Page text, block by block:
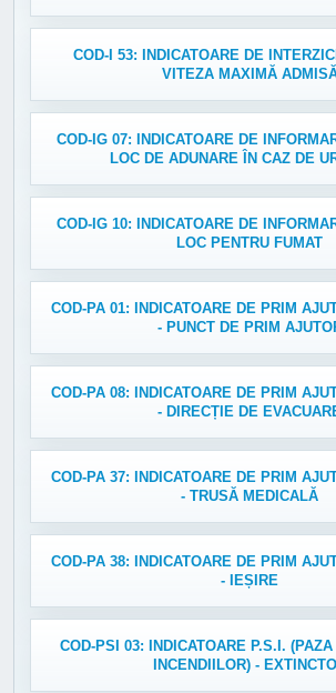
COD-I 53: INDICATOARE DE
VITEZA MAXIMĂ
COD-IG 07: INDICATOARE DE
LOC DE ADUNARE ÎN CAZ DE
COD-IG 10: INDICATOARE DE
LOC PENTRU FUMAT
COD-PA 01: INDICATOARE DE PRIM
- PUNCT DE PRIM
COD-PA 08: INDICATOARE DE PRIM
- DIRECȚIE DE
COD-PA 37: INDICATOARE DE PRIM
- TRUSĂ MEDICALĂ
COD-PA 38: INDICATOARE DE PRIM
- IEȘIRE
COD-PSI 03: INDICATOARE P.S.I.
INCENDIILOR) -